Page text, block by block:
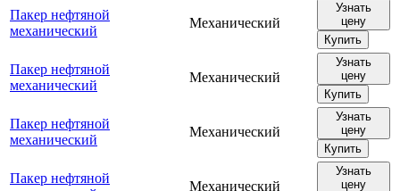
Пакер нефтяной
механический
Механический
Узнать
цену
Купить
Пакер нефтяной
механический
Механический
Узнать
цену
Купить
Пакер нефтяной
механический
Механический
Узнать
цену
Купить
Пакер нефтяной
Механический
Узнать
цену